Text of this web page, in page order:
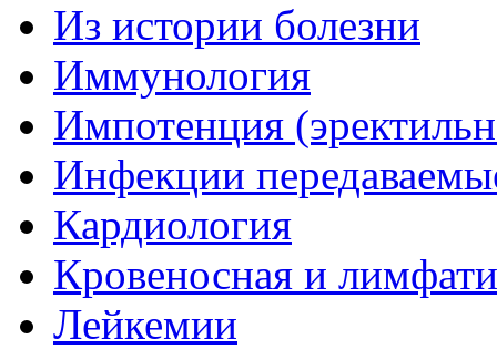
Из истории болезни
Иммунология
Импотенция
Инфекции
Кардиология
Кровеносная и
Лейкемии